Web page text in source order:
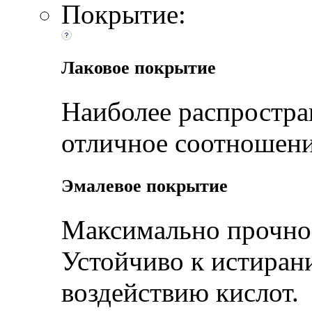
Покрытие:
Лаковое покрытие
Наиболее
отличное
Эмалевое покрытие
Максимально
Устойчиво к
воздействию кислот.